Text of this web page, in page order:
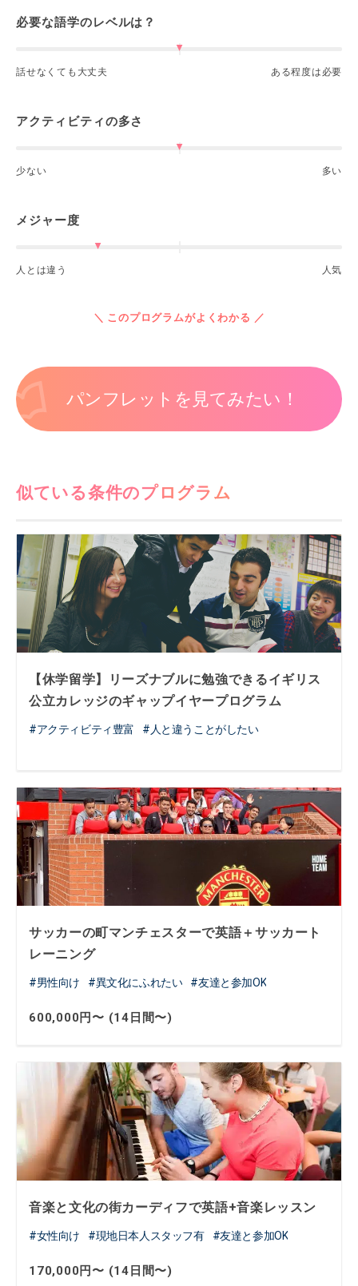
必要な語学のレベルは？
話せなくても大丈夫 ある程度は必要
アクティビティの多さ
少ない 多い
メジャー度
人とは違う 人気
＼ このプログラムがよくわかる ／
パンフレットを見てみたい！
似ている条件のプログラム
【休学留学】リーズナブルに勉強できるイギリス
公立カレッジのギャップイヤープログラム
アクティビティ豊富 人と違うことがしたい
サッカーの町マンチェスターで英語＋サッカート
レーニング
男性向け 異文化にふれたい 友達と参加OK
600,000円〜 (14日間〜)
音楽と文化の街カーディフで英語+音楽レッスン
女性向け 現地日本人スタッフ有 友達と参加OK
170,000円〜 (14日間〜)